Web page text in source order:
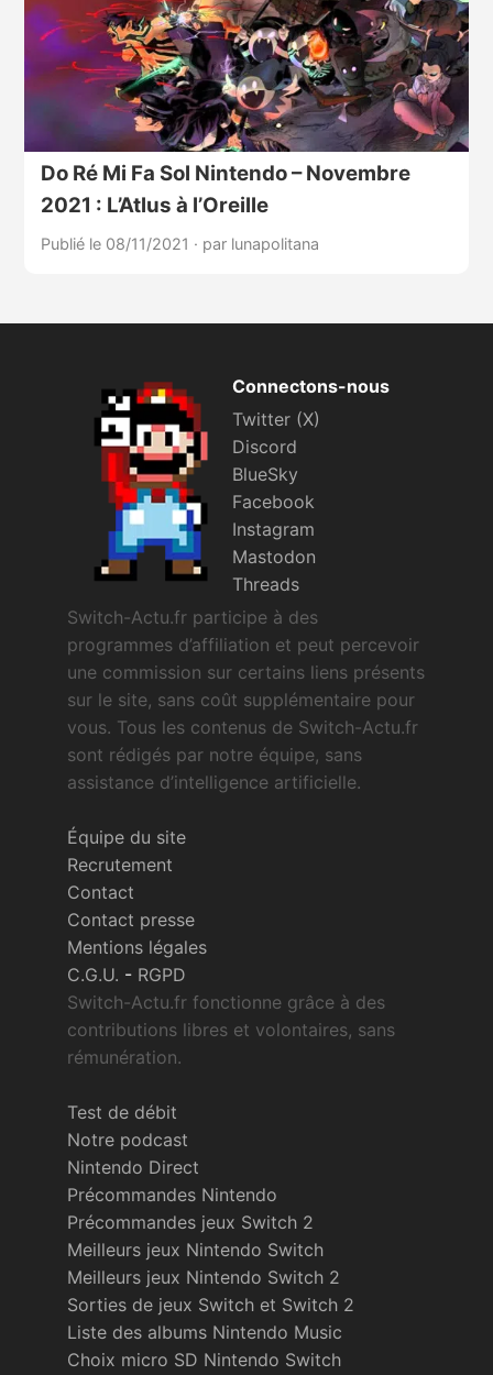
Do Ré Mi Fa Sol Nintendo – Novembre
2021 : L’Atlus à l’Oreille
Publié le 08/11/2021 · par lunapolitana
Connectons-nous
Twitter (X)
Discord
BlueSky
Facebook
Instagram
Mastodon
Threads
Switch-Actu.fr participe à des
programmes d’affiliation et peut percevoir
une commission sur certains liens présents
sur le site, sans coût supplémentaire pour
vous. Tous les contenus de Switch-Actu.fr
sont rédigés par notre équipe, sans
assistance d’intelligence artificielle.
Équipe du site
Recrutement
Contact
Contact presse
Mentions légales
C.G.U. - RGPD
Switch-Actu.fr fonctionne grâce à des
contributions libres et volontaires, sans
rémunération.
Test de débit
Notre podcast
Nintendo Direct
Précommandes Nintendo
Précommandes jeux Switch 2
Meilleurs jeux Nintendo Switch
Meilleurs jeux Nintendo Switch 2
Sorties de jeux Switch et Switch 2
Liste des albums Nintendo Music
Choix micro SD Nintendo Switch